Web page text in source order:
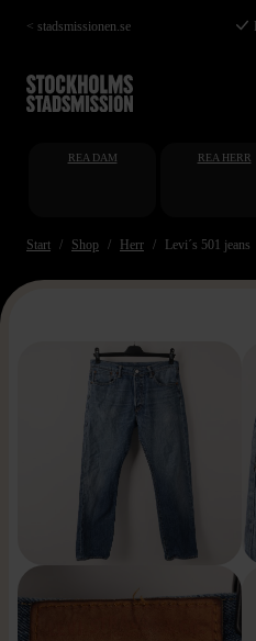
Hoppa
till
huvudinnehåll
< stadsmissionen.se
REA DAM REA HERR
Start Shop Herr Levi´s 501 jeans